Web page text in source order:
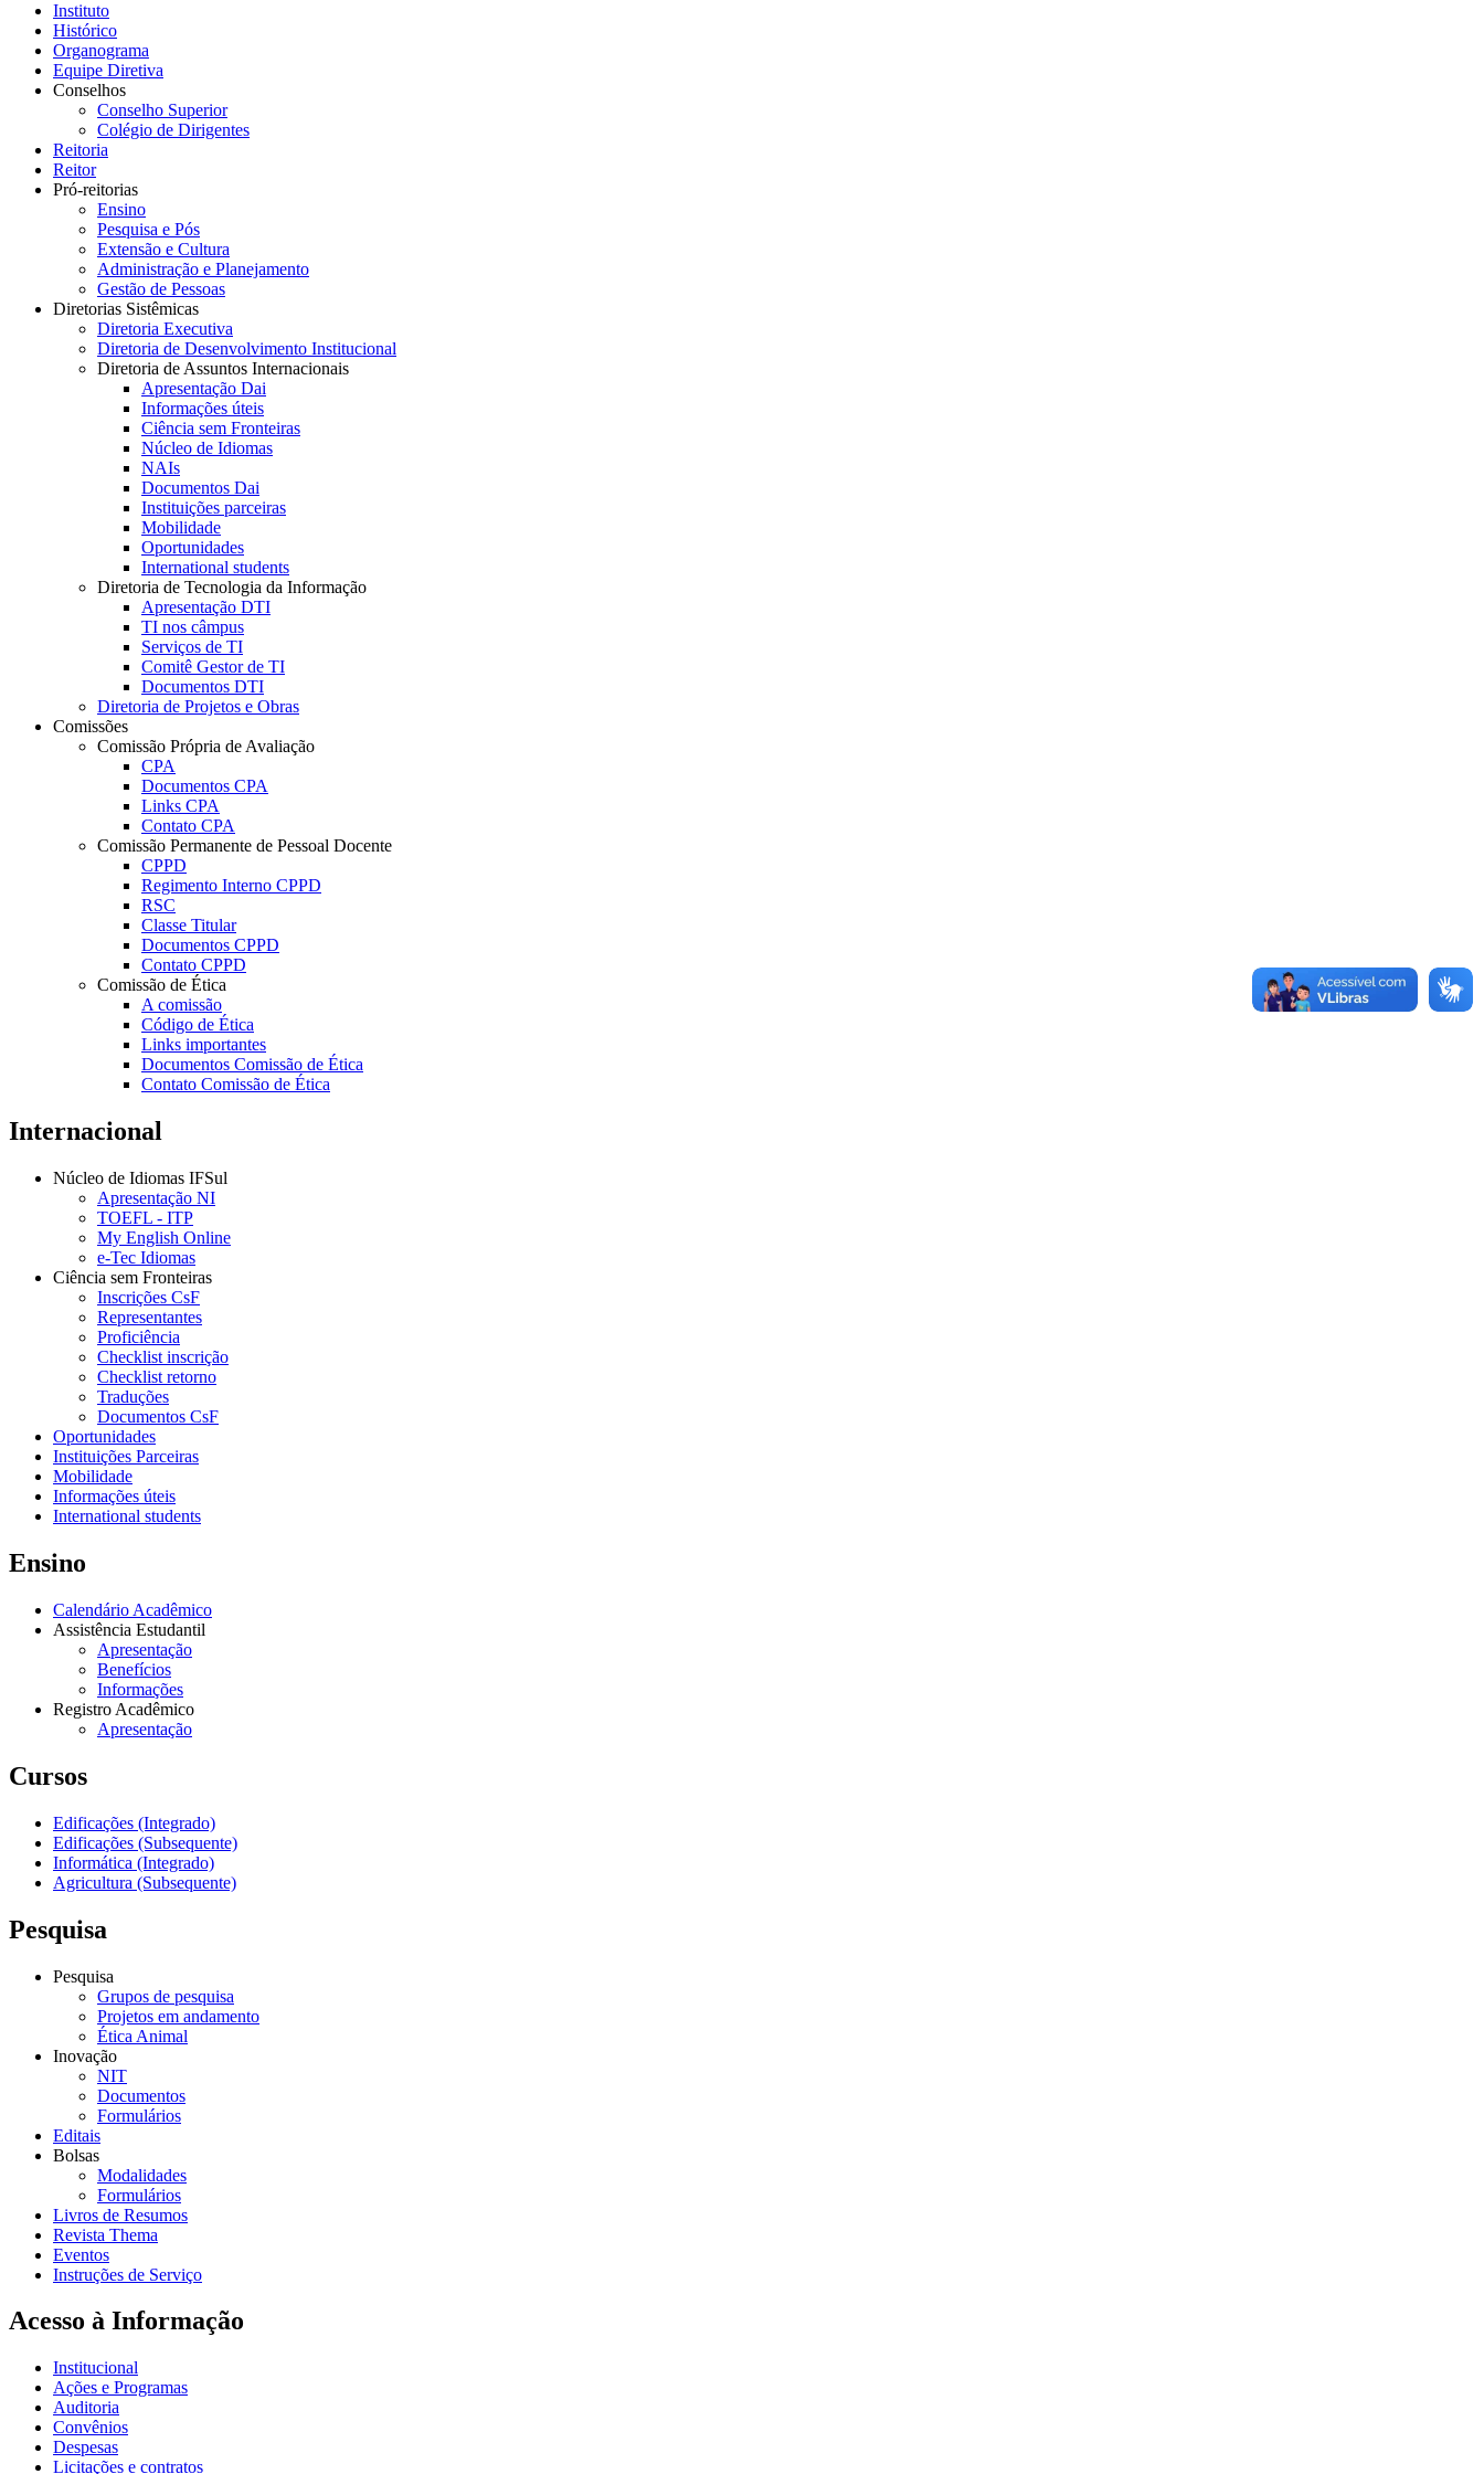
Instituto
Histórico
Organograma
Equipe Diretiva
Conselhos
Conselho Superior
Colégio de Dirigentes
Reitoria
Reitor
Pró-reitorias
Ensino
Pesquisa e Pós
Extensão e Cultura
Administração e Planejamento
Gestão de Pessoas
Diretorias Sistêmicas
Diretoria Executiva
Diretoria de Desenvolvimento Institucional
Diretoria de Assuntos Internacionais
Apresentação Dai
Informações úteis
Ciência sem Fronteiras
Núcleo de Idiomas
NAIs
Documentos Dai
Instituições parceiras
Mobilidade
Oportunidades
International students
Diretoria de Tecnologia da Informação
Apresentação DTI
TI nos câmpus
Serviços de TI
Comitê Gestor de TI
Documentos DTI
Diretoria de Projetos e Obras
Comissões
Comissão Própria de Avaliação
CPA
Documentos CPA
Links CPA
Contato CPA
Comissão Permanente de Pessoal Docente
CPPD
Regimento Interno CPPD
RSC
Classe Titular
Documentos CPPD
Contato CPPD
Comissão de Ética
A comissão
Código de Ética
Links importantes
Documentos Comissão de Ética
Contato Comissão de Ética
Internacional
Núcleo de Idiomas IFSul
Apresentação NI
TOEFL - ITP
My English Online
e-Tec Idiomas
Ciência sem Fronteiras
Inscrições CsF
Representantes
Proficiência
Checklist inscrição
Checklist retorno
Traduções
Documentos CsF
Oportunidades
Instituições Parceiras
Mobilidade
Informações úteis
International students
Ensino
Calendário Acadêmico
Assistência Estudantil
Apresentação
Benefícios
Informações
Registro Acadêmico
Apresentação
Cursos
Edificações (Integrado)
Edificações (Subsequente)
Informática (Integrado)
Agricultura (Subsequente)
Pesquisa
Pesquisa
Grupos de pesquisa
Projetos em andamento
Ética Animal
Inovação
NIT
Documentos
Formulários
Editais
Bolsas
Modalidades
Formulários
Livros de Resumos
Revista Thema
Eventos
Instruções de Serviço
Acesso à Informação
Institucional
Ações e Programas
Auditoria
Convênios
Despesas
Licitações e contratos